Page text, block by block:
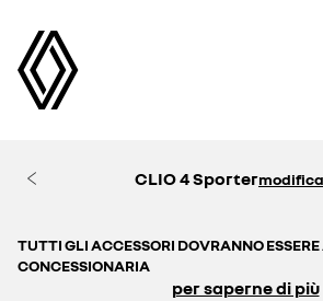
CLIO 4 Sportermodifica
TUTTI GLI ACCESSORI DOVRANNO
CONCESSIONARIA
per saperne di più